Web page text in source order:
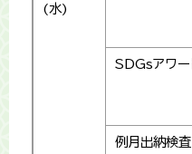
(水)
SDGsアワー
例月出納検査